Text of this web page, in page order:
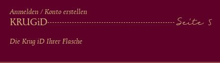
Anmelden / Konto erstellen
KRUGiD
Die Krug iD Ihrer Flasche